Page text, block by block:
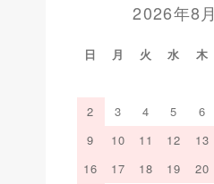
2026年8月
日 月 火 水 木
2
3 4 5 6
9
10 11 12 13
16
17 18 19 20